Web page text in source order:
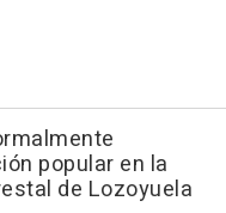
popular en la
de Lozoyuela